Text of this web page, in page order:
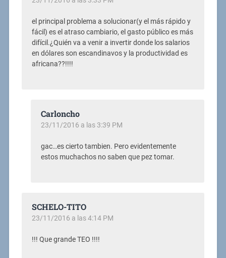
el principal problema a solucionar(y el más rápido y
fácil) es el atraso cambiario, el gasto público es más
difícil.¿Quién va a venir a invertir donde los salarios
en dólares son escandinavos y la productividad es
africana??!!!!
Carloncho
23/11/2016 a las 3:39 PM
gac…es cierto tambien. Pero evidentemente
estos muchachos no saben que pez tomar.
SCHELO-TITO
23/11/2016 a las 4:14 PM
!!! Que grande TEO !!!!